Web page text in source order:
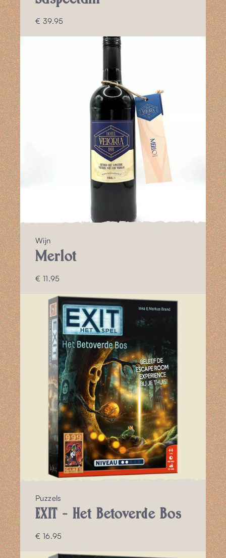
€ 39.95
Wijn
Merlot
€ 11.95
Puzzels
EXIT - Het Betoverde Bos
€ 16.95